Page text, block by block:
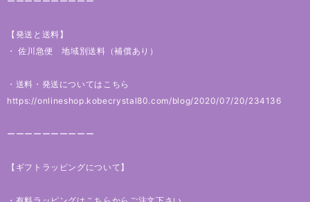
【発送と送料】
・ 佐川急便 地域別送料（補償あり）
・送料・発送についてはこちら
https://onlineshop.kobecrystal80.com/blog/2020/07/20/234136
ーーーーーーーーーー
【ギフトラッピングについて】